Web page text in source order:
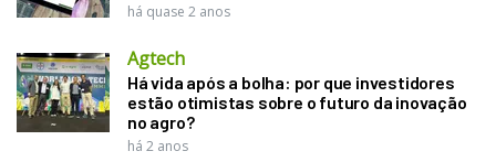
há quase 2 anos
Agtech
Há vida após a bolha: por que investidores
estão otimistas sobre o futuro da inovação
no agro?
há 2 anos